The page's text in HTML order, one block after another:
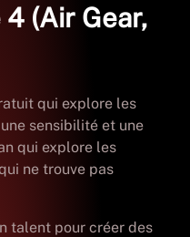
4 (Air Gear,
qui explore les
sensibilité et une
qui explore les
ne trouve pas
talent pour créer des